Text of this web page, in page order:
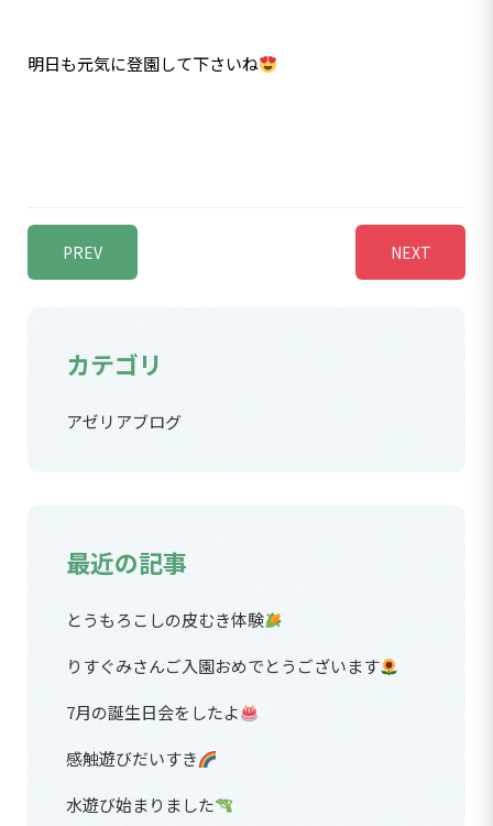
明日も元気に登園して下さいね
PREV NEXT
カテゴリ
アゼリアブログ
最近の記事
とうもろこしの皮むき体験
りすぐみさんご入園おめでとうございます
7月の誕生日会をしたよ
感触遊びだいすき
水遊び始まりました